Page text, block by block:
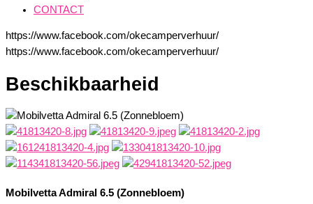
CONTACT
https://www.facebook.com/okecamperverhuur/
https://www.facebook.com/okecamperverhuur/
Beschikbaarheid
Mobilvetta Admiral 6.5 (Zonnebloem)